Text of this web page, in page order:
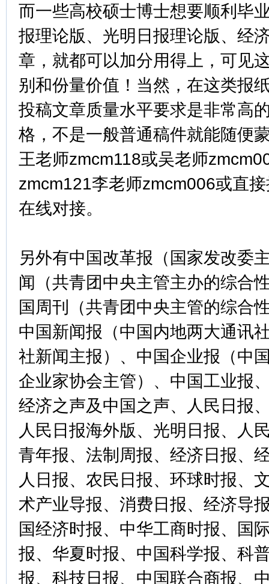
而一些高校硕士博士想要顺利毕
报理论版、光明日报理论版、经
章，就都可以加分用得上，可见
别和份量价值！当然，在这类报
投稿文章质量水平要求是非常高
格，不是一般普通稿件就能随便
王老师zmcm118或吴老师
zmcm121李老师zmcm006或直
在线对接。
另外有中国改革报（国家发改委
闻（共青团中央主管主办的综合
国周刊（共青团中央主管的综合
中国新闻报（中国内地两大通讯
社新闻主报）、中国企业报（中
企业家协会主管）、中国工业报
经济之声及中国之声、人民日报
人民日报海外版、光明日报、人
青年报、法制周报、经济日报、
人日报、农民日报、环球时报、
术产业导报、消费日报、经济导
国经济时报、中华工商时报、国
报、华夏时报、中国科学报、科
报、科技日报、中国联合商报、